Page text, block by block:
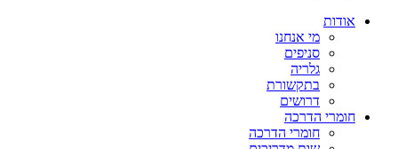
אודות
מי אנחנו
סניפים
גלריה
בתקשורת
דרושים
חומרי הדרכה
חומרי הדרכה